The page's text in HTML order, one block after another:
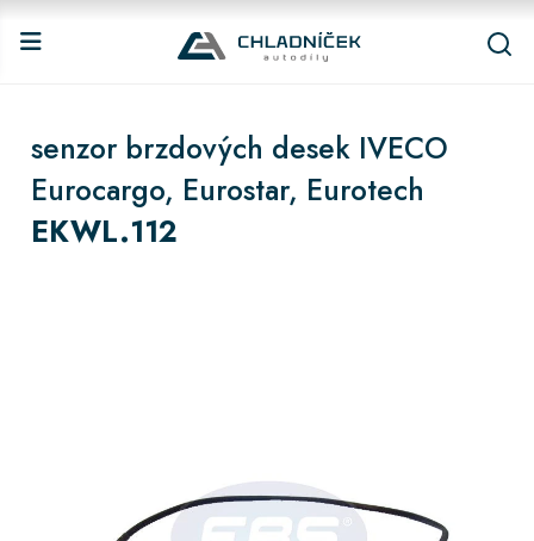
senzor brzdových desek IVECO
Eurocargo, Eurostar, Eurotech
EKWL.112